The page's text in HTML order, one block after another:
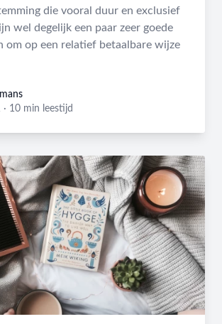
die vooral duur en exclusief
wel degelijk een paar zeer goede
om op een relatief betaalbare wijze
· 10 min leestijd